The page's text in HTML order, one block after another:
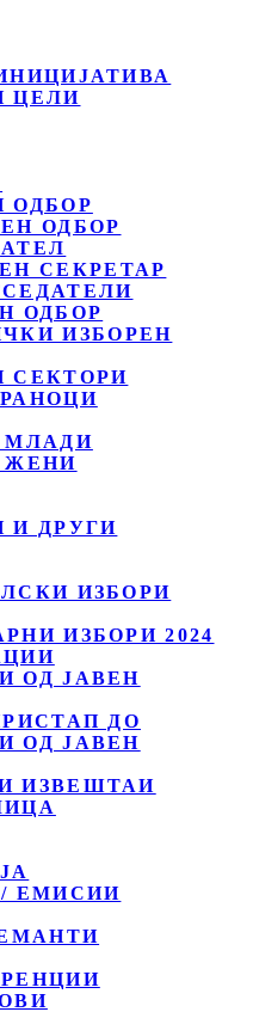
ЦЕЛИ
ОДБОР
ОДБОР
СЕКРЕТАР
ОДБОР
ИЗБОРЕН
СЕКТОРИ
МЛАДИ
ЖЕНИ
И ДРУГИ
ИЗБОРИ
ИЗБОРИ 2024
ОД ЈАВЕН
ДО
ОД ЈАВЕН
ИЗВЕШТАИ
ЕМИСИИ